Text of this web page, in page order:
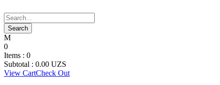
0
Items : 0
Subtotal : 0.00 UZS
View CartCheck Out